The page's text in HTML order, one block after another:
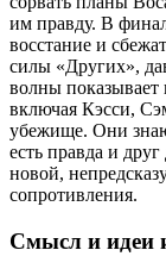
им правду. В
восстание и
силы «Других»,
волны
включая Кэсси,
убежище. Они
есть правда и
новой,
сопротивления.
Смысл и идеи